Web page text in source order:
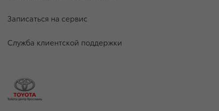
Записаться на сервис
Служба клиентской поддержки